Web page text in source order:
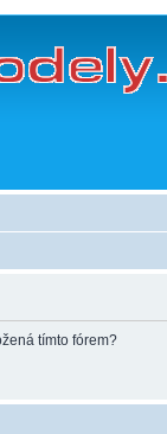
tímto fórem?